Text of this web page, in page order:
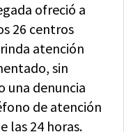
ofreció a
26 centros
atención
sin
una denuncia
de atención
las 24 horas.